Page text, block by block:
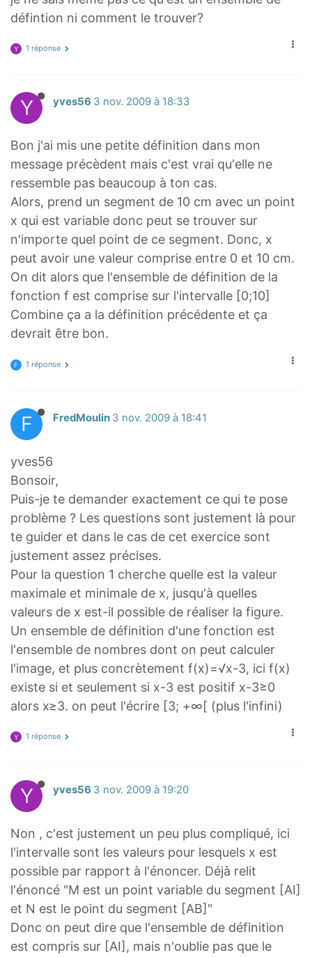
défintion ni comment le trouver?
Y 1 réponse
Y yves56 3 nov. 2009 à 18:33
Bon j'ai mis une petite définition dans mon
message précèdent mais c'est vrai qu'elle ne
ressemble pas beaucoup à ton cas.
Alors, prend un segment de 10 cm avec un point
x qui est variable donc peut se trouver sur
n'importe quel point de ce segment. Donc, x
peut avoir une valeur comprise entre 0 et 10 cm.
On dit alors que l'ensemble de définition de la
fonction f est comprise sur l'intervalle [0;10]
Combine ça a la définition précédente et ça
devrait être bon.
F 1 réponse
F FredMoulin 3 nov. 2009 à 18:41
yves56
Bonsoir,
Puis-je te demander exactement ce qui te pose
problème ? Les questions sont justement là pour
te guider et dans le cas de cet exercice sont
justement assez précises.
Pour la question 1 cherche quelle est la valeur
maximale et minimale de x, jusqu'à quelles
valeurs de x est-il possible de réaliser la figure.
Un ensemble de définition d'une fonction est
l'ensemble de nombres dont on peut calculer
l'image, et plus concrètement f(x)=√x-3, ici f(x)
existe si et seulement si x-3 est positif x-3≥0
alors x≥3. on peut l'écrire [3; +∞[ (plus l'infini)
Y 1 réponse
Y yves56 3 nov. 2009 à 19:20
Non , c'est justement un peu plus compliqué, ici
l'intervalle sont les valeurs pour lesquels x est
possible par rapport à l'énoncer. Déjà relit
l'énoncé "M est un point variable du segment [AI]
et N est le point du segment [AB]"
Donc on peut dire que l'ensemble de définition
est compris sur [AI], mais n'oublie pas que le